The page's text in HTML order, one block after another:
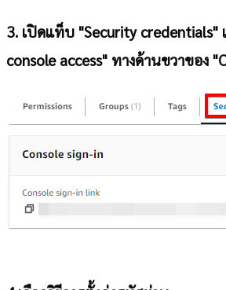
3. เปิดแท็บ "Security credentials"
console access" ทางด้านขวาของ